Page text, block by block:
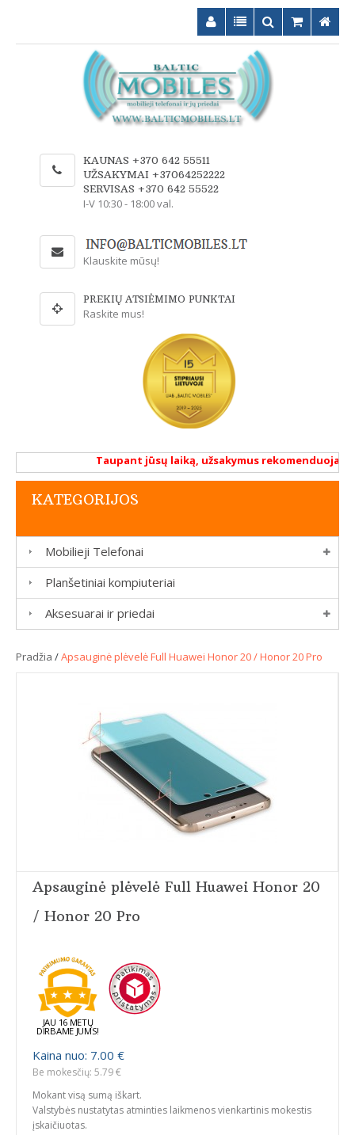
KAUNAS +370 642 55511
UŽSAKYMAI +37064252222
SERVISAS +370 642 55522
I-V 10:30 - 18:00 val.
Klauskite mūsų!
PREKIŲ ATSIĖMIMO PUNKTAI
Raskite mus!
Taupant jūsų laiką, užsakymus
KATEGORIJOS
Mobilieji Telefonai
Planšetiniai kompiuteriai
Aksesuarai ir priedai
Pradžia /Apsauginė plėvelė Full Huawei Honor 20 / Honor 20 Pro
Apsauginė plėvelė Full Huawei Honor 20
/ Honor 20 Pro
JAU 16 METŲ
DIRBAME JUMS!
Kaina nuo: 7.00 €
Be mokesčių: 5.79 €
Mokant visą sumą iškart.
Valstybės nustatytas atminties laikmenos vienkartinis mokestis
įskaičiuotas.